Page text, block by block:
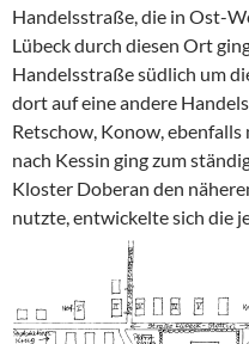
Handelsstraße, die in Ost-
Lübeck durch diesen Ort
Handelsstraße südlich um
dort auf eine andere
Retschow, Konow,
nach Kessin ging zum
Kloster Doberan den
nutzte, entwickelte sich die